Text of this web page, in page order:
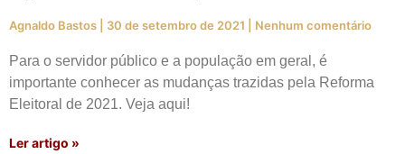
Agnaldo Bastos 30 de setembro de 2021 Nenhum comentário
Para o servidor público e a população em geral, é
importante conhecer as mudanças trazidas pela Reforma
Eleitoral de 2021. Veja aqui!
Ler artigo »